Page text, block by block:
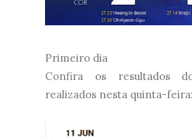
Primeiro dia
Confira os resultados
realizados nesta quinta-feira: